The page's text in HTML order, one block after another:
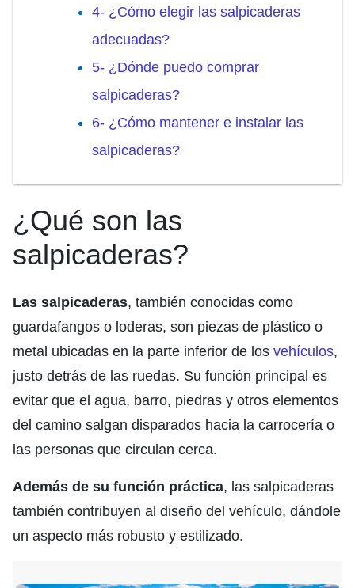
4- ¿Cómo elegir las salpicaderas
adecuadas?
5- ¿Dónde puedo comprar
salpicaderas?
6- ¿Cómo mantener e instalar las
salpicaderas?
¿Qué son las
salpicaderas?
Las salpicaderas, también conocidas como
guardafangos o loderas, son piezas de plástico o
metal ubicadas en la parte inferior de los vehículos,
justo detrás de las ruedas. Su función principal es
evitar que el agua, barro, piedras y otros elementos
del camino salgan disparados hacia la carrocería o
las personas que circulan cerca.
Además de su función práctica, las salpicaderas
también contribuyen al diseño del vehículo, dándole
un aspecto más robusto y estilizado.